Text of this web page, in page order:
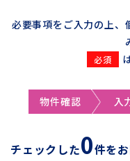
必要事項をご入力の上、
物件確認 入
チェックした0件を